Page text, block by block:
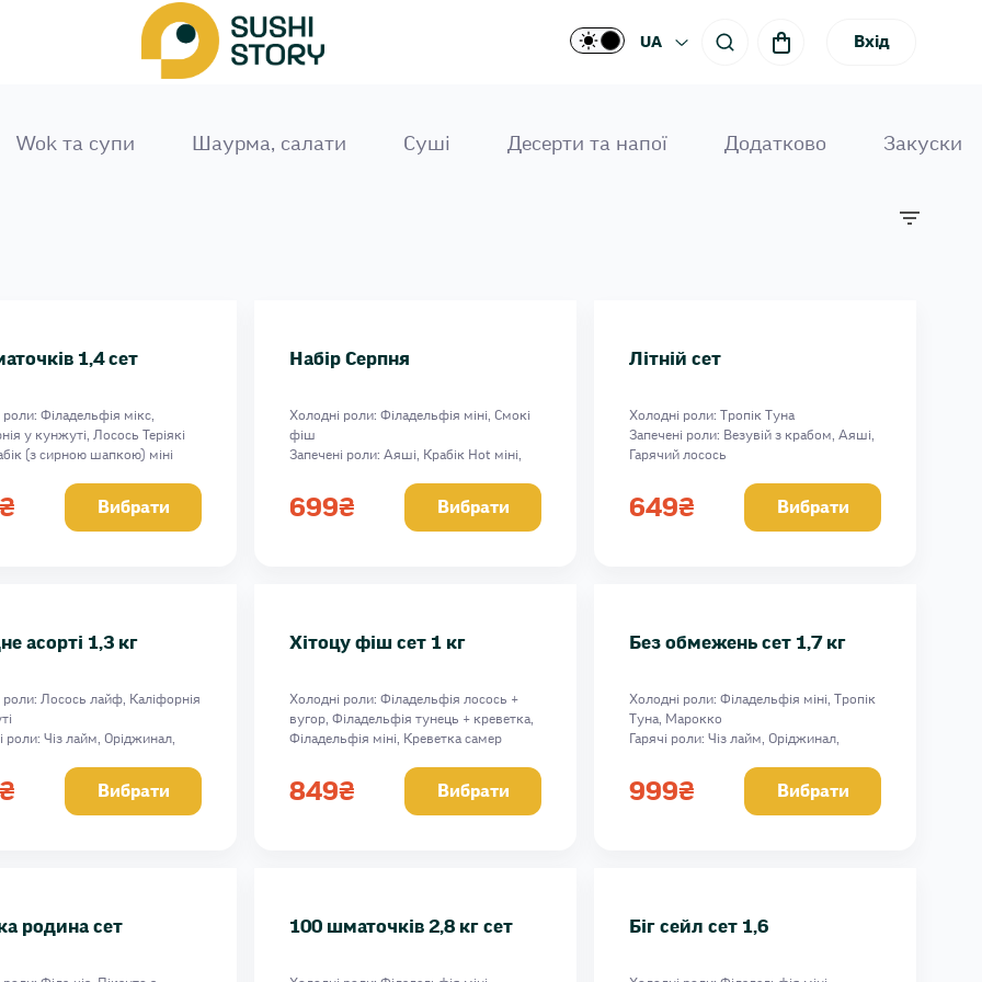
UA Вхід
Wok та супи Шаурма, салати Сушi Десерти та напої Додатково Закуски
1,4 сет
Філадельфія мікс,
у кунжуті, Лосось Теріякі
(з сирною шапкою) міні
Hot запеч міні
г
₴ Вибрати
Набір Серпня
Холодні роли: Філадельфія міні, Смокі
фіш
Запечені роли: Аяші, Крабік Hot міні,
699₴ Вибрати
Літній сет
Холодні роли: Тропік Туна
Запечені роли: Везувій з крабом, Аяші,
Гарячий лосось
649₴ Вибрати
асорті 1,3 кг
роли: Лосось лайф, Каліфорнія
роли: Чіз лайм, Оріджинал,
₴ Вибрати
Хітоцу фіш сет 1 кг
Холодні роли: Філадельфія лосось +
вугор, Філадельфія тунець + креветка,
Філадельфія міні, Креветка самер
849₴ Вибрати
Без обмежень сет 1,7 кг
Холодні роли: Філадельфія міні, Тропік
Туна, Марокко
Гарячі роли: Чіз лайм, Оріджинал,
999₴ Вибрати
родина сет 100 шматочків 2,8 кг сет Біг сейл сет 1,6